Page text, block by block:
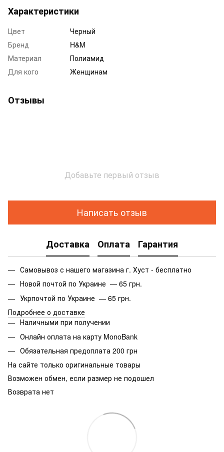
Характеристики
Цвет
Черный
Бренд
H&M
Материал
Полиамид
Для кого
Женщинам
Отзывы
Добавьте первый отзыв
Написать отзыв
Доставка Оплата Гарантия
Самовывоз с нашего магазина г. Хуст - бесплатно
Новой почтой по Украине — 65 грн.
Укрпочтой по Украине — 65 грн.
Подробнее о доставке
Наличными при получении
Онлайн оплата на карту MonoBank
Обязательная предоплата 200 грн
На сайте только оригинальные товары
Возможен обмен, если размер не подошел
Возврата нет